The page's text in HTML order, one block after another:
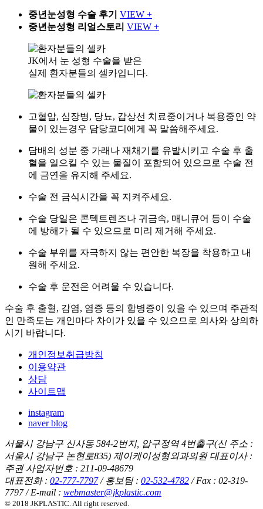
중년눈성형 수술 후기 VIEW +
중년눈성형 리얼스토리 VIEW +
JK에서 눈 성형 수술을 받은
실제 환자분들의 셀카입니다.
고혈압, 심장병, 당뇨, 갑상선 치료중이거나 복용중인 약
물이 있는경우 담당코디에게 꼭 말씀해주세요.
담배의 성분 중 가래나 재채기를 유발시키고 수술 후 출
혈을 일으킬 수 있는 물질이 포함되어 있으므로 수술 전
에 금연을 유지해 주세요.
수술 전 금식시간을 꼭 지켜주세요.
수술 당일은 콘텍트렌즈나 귀금속, 매니큐어 등이 수술
에 방해가 될 수 있으므로 미리 제거해 주세요.
수술 부위를 자극하지 않는 편안한 복장을 착용하고 내
원해 주세요.
수술 후 운전은 어려울 수 있습니다.
수술 후 출혈, 감염, 염증 등의 합병증이 있을 수 있으며 주관적
인 만족도는 개인마다 차이가 있을 수 있으므로 의사와 상의하
시기 바랍니다.
개인정보취급방침
이용약관
상담
사이트맵
instagram
naver blog
서울시 강남구 신사동 584-2번지, 압구정역 4번출구(신 주소 :
서울시 강남구 논현로835) 제이케이성형외과의원 대표이사 :
주권 사업자번호 : 211-09-48679
대표전화 : 02-777-7797/ 홍보팀 : 02-532-4782 / Fax : 02-319-
7797 / E-mail : webmaster@jkplastic.com
© 2018 JKPLASTIC. All right reserved.